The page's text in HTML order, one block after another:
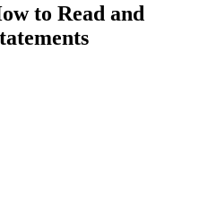
to Read and